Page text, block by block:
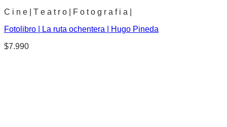
C i n e | T e a t r o | F o t o g r a f i a |
Fotolibro | La ruta ochentera | Hugo Pineda
$7.990